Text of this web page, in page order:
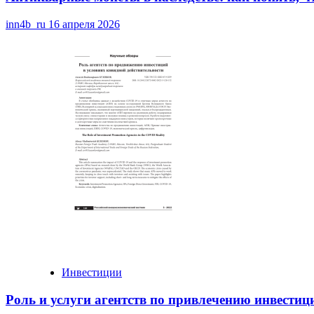
inn4b_ru 16 апреля 2026
Инвестиции
Роль и услуги агентств по привлечению